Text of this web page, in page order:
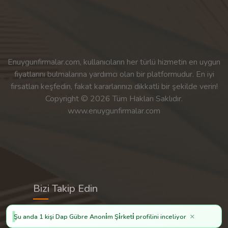
Şu anda 1 kişi Dap Gübre Anoni̇m Şi̇rketi̇ profilini inceliyor ×
Enuygunfirmalar.com, kullanıcıların her türlü hizmetin en uygun
fiyatlarını bulmalarına yardımcı olan bir platformudur. En iyi
fırsatları keşfedin, fakat kararlarınızı dikkatli bir şekilde verin!
Copyright © 2026 Tüm Hakları Saklıdır.
www.enuygunfirmalar.com
Bizi Takip Edin